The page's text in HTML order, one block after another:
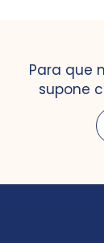
Para que
supone